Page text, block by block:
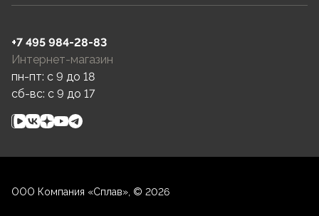
+7 495 984-28-83
Интернет-магазин
пн-пт: c 9 до 18
сб-вс: c 9 до 17
ООО Компания «Сплав», © 2026